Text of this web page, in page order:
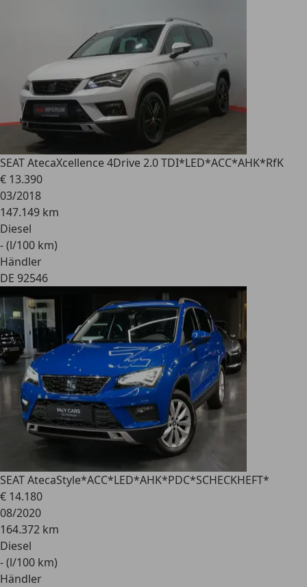
SEAT AtecaXcellence 4Drive 2.0 TDI*LED*ACC*AHK*RfK
€ 13.390
03/2018
147.149 km
Diesel
- (l/100 km)
Händler
DE 92546
SEAT AtecaStyle*ACC*LED*AHK*PDC*SCHECKHEFT*
€ 14.180
08/2020
164.372 km
Diesel
- (l/100 km)
Händler